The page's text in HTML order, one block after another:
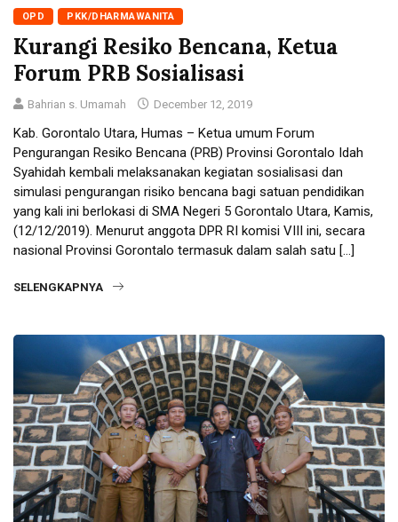
OPD PKK/DHARMAWANITA
Kurangi Resiko Bencana, Ketua
Forum PRB Sosialisasi
Bahrian s. Umamah December 12, 2019
Kab. Gorontalo Utara, Humas – Ketua umum Forum
Pengurangan Resiko Bencana (PRB) Provinsi Gorontalo Idah
Syahidah kembali melaksanakan kegiatan sosialisasi dan
simulasi pengurangan risiko bencana bagi satuan pendidikan
yang kali ini berlokasi di SMA Negeri 5 Gorontalo Utara, Kamis,
(12/12/2019). Menurut anggota DPR RI komisi VIII ini, secara
nasional Provinsi Gorontalo termasuk dalam salah satu […]
SELENGKAPNYA